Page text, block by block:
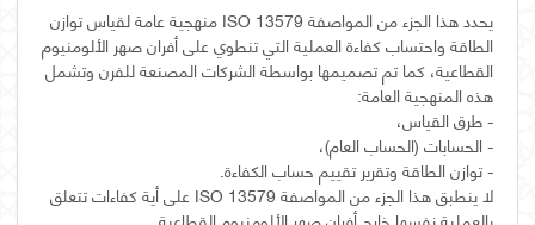
يحدد هذا الجزء من المواصفة ISO 13579 منهجية عامة لقياس توازن
الطاقة واحتساب كفاءة العملية التي تنطوي على أفران صهر الألومنيوم
القطاعية، كما تم تصميمها بواسطة الشركات المصنعة للفرن وتشمل
لا ينطبق هذا الجزء من المواصفة ISO 13579 على أية كفاءات تتعلق